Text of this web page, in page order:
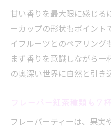
甘い香りを最大限に感じる
ーカップの形状もポイント
イフルーツとのペアリング
まず香りを意識しながら
の奥深い世界に自然と引き
フレーバーティーは、果実